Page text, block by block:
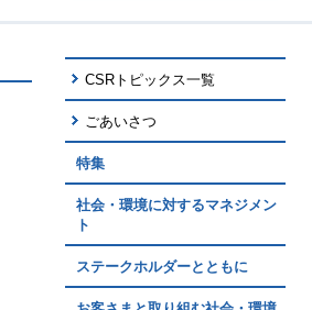
CSRトピックス一覧
ごあいさつ
特集
社会・環境に対するマネジメン
ト
ステークホルダーとともに